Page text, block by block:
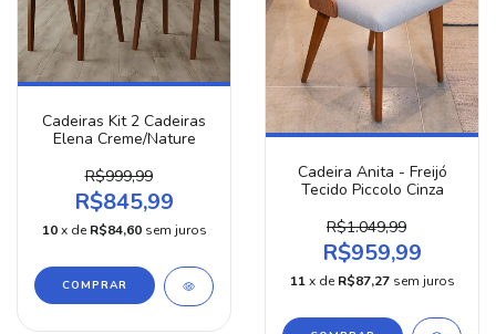
Cadeiras Kit 2 Cadeiras
Elena Creme/Nature
R$999,99
R$845,99
10 x de R$84,60 sem juros
COMPRAR
Cadeira Anita - Freijó
Tecido Piccolo Cinza
R$1.049,99
R$959,99
11 x de R$87,27 sem juros